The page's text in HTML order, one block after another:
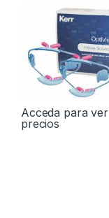
Acceda para ver
precios